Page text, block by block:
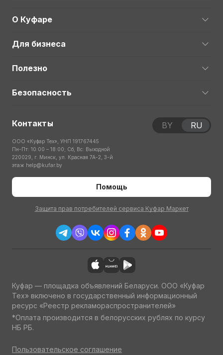
О Куфаре
Для бизнеса
Полезно
Безопасность
Контакты
ООО «Куфар Тех», УНП 191767445
Пн-Пт: 10:00 – 18:00; Сб, Вс: Выходной
220029, г. Минск, ул. Красная 7А-2, 3-й
этаж help@kufar.by
Помощь
Защита прав потребителей сервиса Куфар Маркет
BY RU
Куфар — площадка объявлений Беларуси. ООО «Куфар
Тех» включено в государственный информационный
ресурс «Реестр рекламораспространителей»
*Оплата производится в белорусских рублях по курсу
НБ РБ.
Пользовательское соглашение